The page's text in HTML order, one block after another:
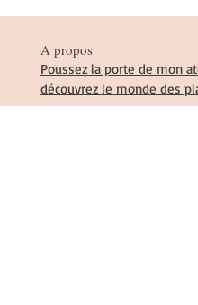
A propos
Poussez la porte de mon
découvrez le monde des